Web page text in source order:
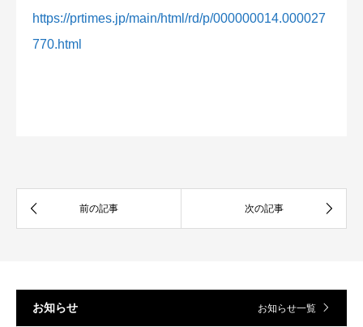
https://prtimes.jp/main/html/rd/p/000000014.000027
770.html
お知らせ お知らせ一覧